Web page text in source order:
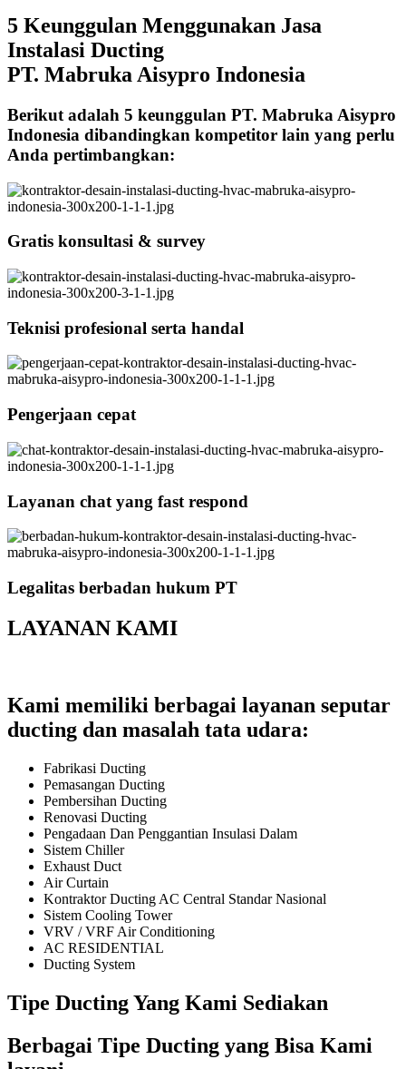
5 Keunggulan Menggunakan Jasa
Instalasi Ducting
PT. Mabruka Aisypro Indonesia
Berikut adalah 5 keunggulan PT. Mabruka Aisypro
Indonesia dibandingkan kompetitor lain yang perlu
Anda pertimbangkan:
Gratis konsultasi & survey
Teknisi profesional serta handal
Pengerjaan cepat
Layanan chat yang fast respond
Legalitas berbadan hukum PT
LAYANAN KAMI
Kami memiliki berbagai layanan seputar
ducting dan masalah tata udara:
Fabrikasi Ducting
Pemasangan Ducting
Pembersihan Ducting
Renovasi Ducting
Pengadaan Dan Penggantian Insulasi Dalam
Sistem Chiller
Exhaust Duct
Air Curtain
Kontraktor Ducting AC Central Standar Nasional
Sistem Cooling Tower
VRV / VRF Air Conditioning
AC RESIDENTIAL
Ducting System
Tipe Ducting Yang Kami Sediakan
Berbagai Tipe Ducting yang Bisa Kami